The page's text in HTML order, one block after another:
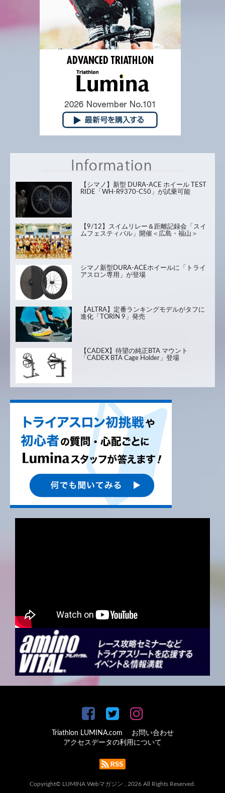
【シマノ】新型 DURA-ACE ホイール TEST
RIDE「WH-R9370-C50」が試乗可能
【9/12】スイムリレー＆距離記録会「スイ
ムフェスティバル」開催＜広島・福山＞
シマノ新型DURA-ACEホイールに「トライ
アスロン専用」が登場
【ALTRA】定番ランキングモデルがタフに
進化「TORIN 9」発売
【CADEX】待望の純正BTA マウント
「CADEX BTA Cage Holder」登場
Triathlon LUMINA.com
お問い合わせ
アクセスデータの利用について
Copyright© LUMINA Webマガジン , 2026 All Rights Reserved.